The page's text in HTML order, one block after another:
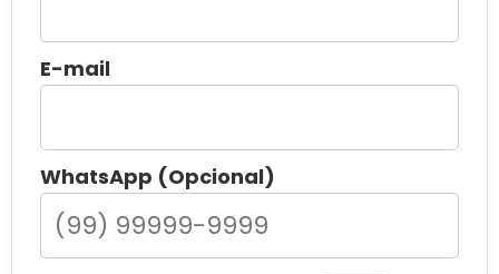
E-mail
WhatsApp (Opcional)